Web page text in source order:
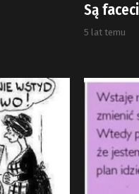
Są faceci
5 lat temu